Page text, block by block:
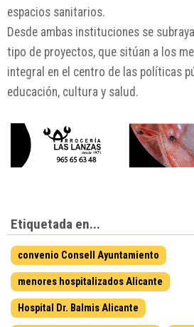
espacios sanitarios.
Desde ambas instituciones se
tipo de proyectos, que sitúan a los
integral en el centro de las políticas
educación, cultura y salud.
Etiquetada en...
convenio Consell Ayuntamiento
menores hospitalizados Alicante
Hospital Dr. Balmis Alicante